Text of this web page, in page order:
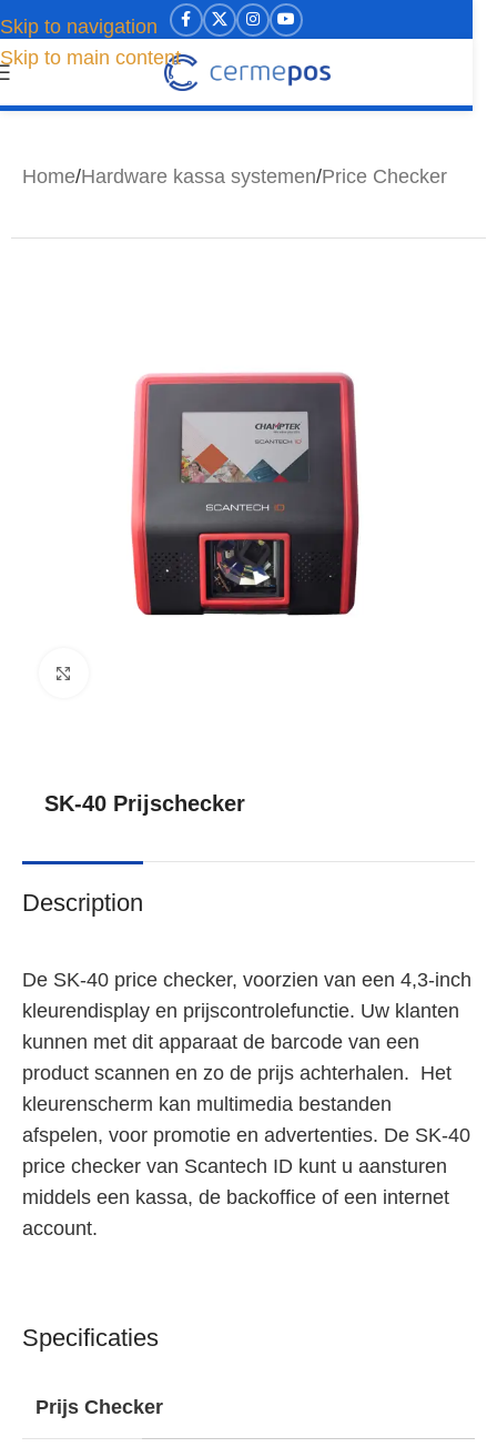
Skip to navigation
Skip to main content
Home/Hardware kassa systemen/Price Checker
SK-40 Prijschecker
Description
De SK-40 price checker, voorzien van een 4,3-inch
kleurendisplay en prijscontrolefunctie. Uw klanten
kunnen met dit apparaat de barcode van een
product scannen en zo de prijs achterhalen. Het
kleurenscherm kan multimedia bestanden
afspelen, voor promotie en advertenties. De SK-40
price checker van Scantech ID kunt u aansturen
middels een kassa, de backoffice of een internet
account.
Specificaties
Prijs Checker